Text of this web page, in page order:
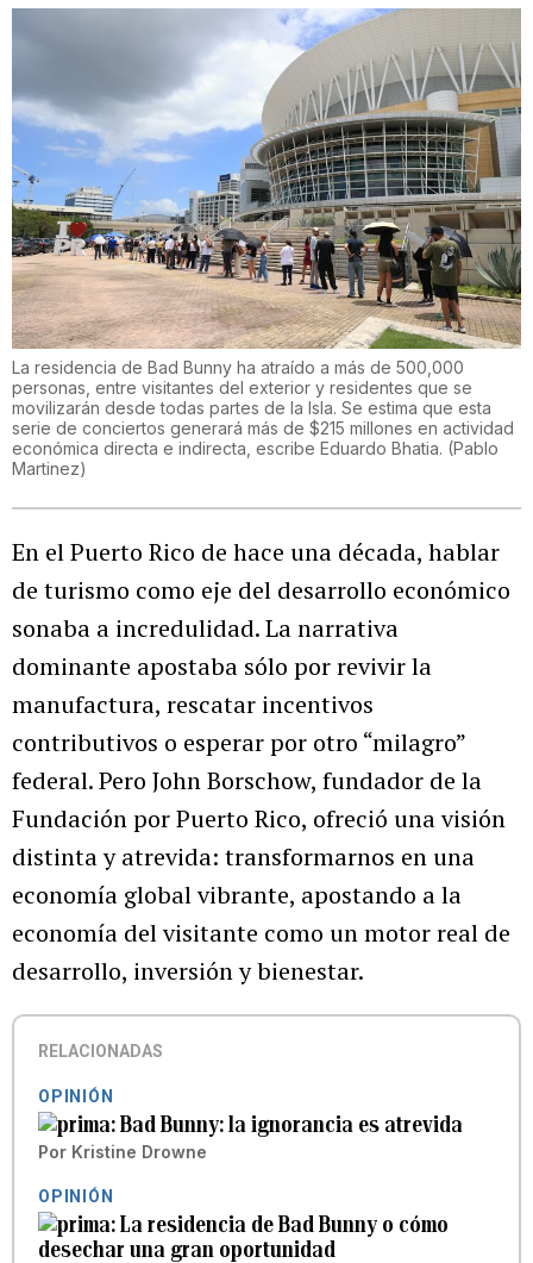
La residencia de Bad Bunny ha atraído a más de 500,000
personas, entre visitantes del exterior y residentes que se
movilizarán desde todas partes de la Isla. Se estima que esta
serie de conciertos generará más de $215 millones en actividad
económica directa e indirecta, escribe Eduardo Bhatia. (Pablo
Martinez)
En el Puerto Rico de hace una década, hablar
de turismo como eje del desarrollo económico
sonaba a incredulidad. La narrativa
dominante apostaba sólo por revivir la
manufactura, rescatar incentivos
contributivos o esperar por otro “milagro”
federal. Pero John Borschow, fundador de la
Fundación por Puerto Rico, ofreció una visión
distinta y atrevida: transformarnos en una
economía global vibrante, apostando a la
economía del visitante como un motor real de
desarrollo, inversión y bienestar.
RELACIONADAS
OPINIÓN
Bad Bunny: la ignorancia es atrevida
Por Kristine Drowne
OPINIÓN
La residencia de Bad Bunny o cómo
desechar una gran oportunidad